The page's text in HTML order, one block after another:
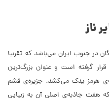
ناز
در جنوب ایران می‌باشد که تقریبا
استان قرار‌ گرفته است و عنوان بزرگ‌ترین
هرمز یدک می‌کشد. جزیره‌ی قشم
هفت جاذبه‌ی اصلی آن به زیبایی